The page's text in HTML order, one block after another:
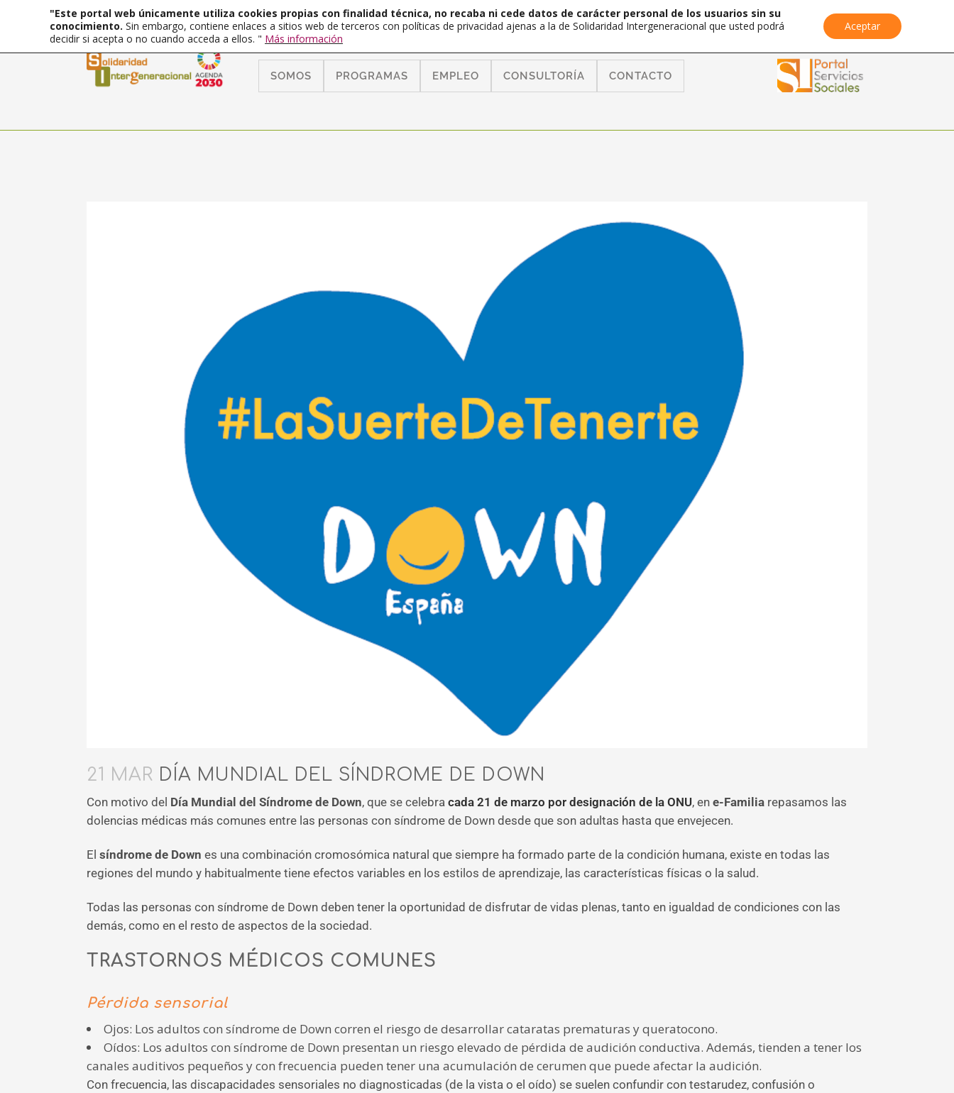
SOMOS PROGRAMAS EMPLEO CONSULTORÍA CONTACTO
21 MAR DÍA MUNDIAL DEL SÍNDROME DE DOWN
Con motivo del Día Mundial del Síndrome de Down, que se celebra cada 21 de marzo por designación de la ONU, en e-Familia repasamos las
dolencias médicas más comunes entre las personas con síndrome de Down desde que son adultas hasta que envejecen.
El síndrome de Down es una combinación cromosómica natural que siempre ha formado parte de la condición humana, existe en todas las
regiones del mundo y habitualmente tiene efectos variables en los estilos de aprendizaje, las características físicas o la salud.
Todas las personas con síndrome de Down deben tener la oportunidad de disfrutar de vidas plenas, tanto en igualdad de condiciones con las
demás, como en el resto de aspectos de la sociedad.
TRASTORNOS MÉDICOS COMUNES
Pérdida sensorial
Ojos: Los adultos con síndrome de Down corren el riesgo de desarrollar cataratas prematuras y queratocono.
Oídos: Los adultos con síndrome de Down presentan un riesgo elevado de pérdida de audición conductiva. Además, tienden a tener los
canales auditivos pequeños y con frecuencia pueden tener una acumulación de cerumen que puede afectar la audición.
Con frecuencia, las discapacidades sensoriales no diagnosticadas (de la vista o el oído) se suelen confundir con testarudez, confusión o
"Este portal web únicamente utiliza cookies propias con finalidad técnica, no recaba ni cede datos de carácter personal de los usuarios sin su
conocimiento. Sin embargo, contiene enlaces a sitios web de terceros con políticas de privacidad ajenas a la de Solidaridad Intergeneracional que usted podrá
decidir si acepta o no cuando acceda a ellos. " Más información
Aceptar